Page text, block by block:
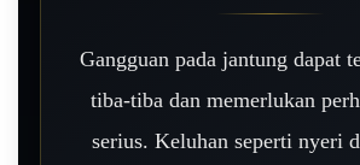
Gangguan pada jantung dapat
tiba-tiba dan memerlukan
serius. Keluhan seperti nyeri